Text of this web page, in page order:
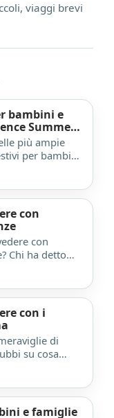
viaggi brevi
bambini e
Summer
più ampie
per bambini
con
con
Chi ha detto
organizzate
con i
di
su cosa
per i più
con…
e famiglie